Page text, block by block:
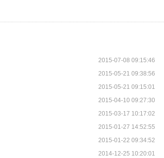
2015-07-08 09:15:46
2015-05-21 09:38:56
2015-05-21 09:15:01
2015-04-10 09:27:30
2015-03-17 10:17:02
2015-01-27 14:52:55
2015-01-22 09:34:52
2014-12-25 10:20:01